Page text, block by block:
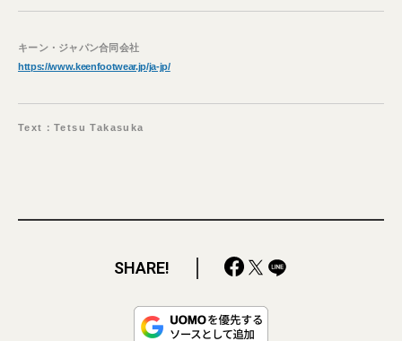
キーン・ジャパン合同会社
https://www.keenfootwear.jp/ja-jp/
Text：Tetsu Takasuka
SHARE!